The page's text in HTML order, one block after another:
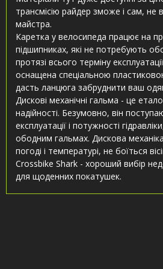
трансмісію райдер зможе і сам,
майстра.
Каретка у велосипеда працює на
підшипниках, які не потребують
протязі всього терміну
оснащена спеціальною
дасть ланцюга забруднити ваш
Дискові механічні гальма - це
надійності. Безумовно, він
експлуатації і потужності
ободним гальмах. Дискова
погоді і температурі, не боїться
Crossbike Shark - хороший вибір
для щоденних покатушек.